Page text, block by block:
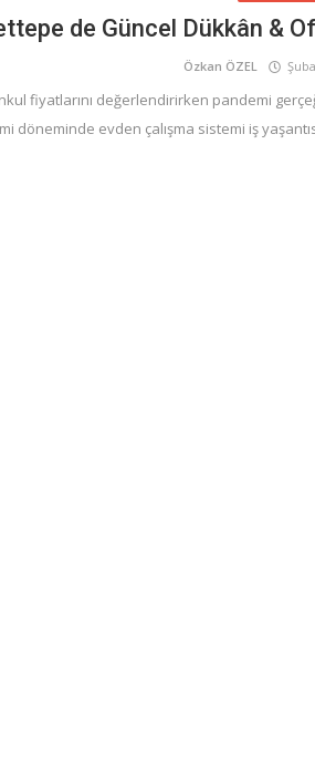
de Güncel Dükkân &
Özkan ÖZEL
fiyatlarını değerlendirirken pandemi
döneminde evden çalışma sistemi iş